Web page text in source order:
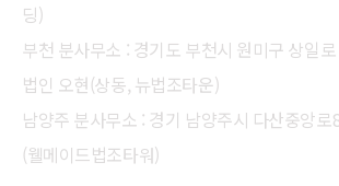
딩)
부천 분사무소 : 경기도 부천시 원미구 상일
법인 오현(상동, 뉴법조타운)
남양주 분사무소 : 경기 남양주시 다산중앙
(웰메이드법조타워)